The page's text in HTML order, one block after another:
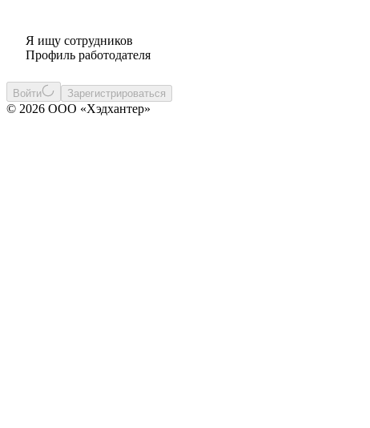
Я ищу сотрудников
Профиль работодателя
Войти Зарегистрироваться
© 2026 ООО «Хэдхантер»